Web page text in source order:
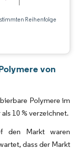
Reihenfolge
von
Polymere im
10 % verzeichnet.
den Markt waren
dass der Markt